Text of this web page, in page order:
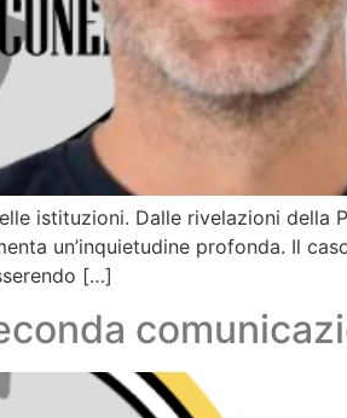
istituzioni. Dalle rivelazioni della
un’inquietudine profonda. Il
[…]